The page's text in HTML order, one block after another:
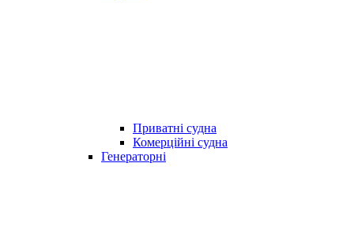
Приватні судна
Комерційні судна
Генераторні